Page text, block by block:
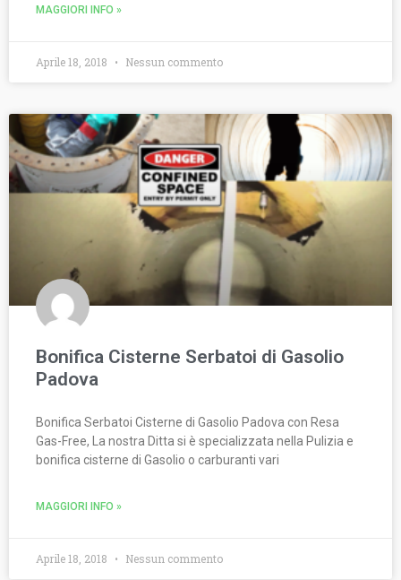
MAGGIORI INFO »
Aprile 18, 2018 Nessun commento
Bonifica Cisterne Serbatoi di Gasolio
Padova
Bonifica Serbatoi Cisterne di Gasolio Padova con Resa
Gas-Free, La nostra Ditta si è specializzata nella Pulizia e
bonifica cisterne di Gasolio o carburanti vari
MAGGIORI INFO »
Aprile 18, 2018 Nessun commento